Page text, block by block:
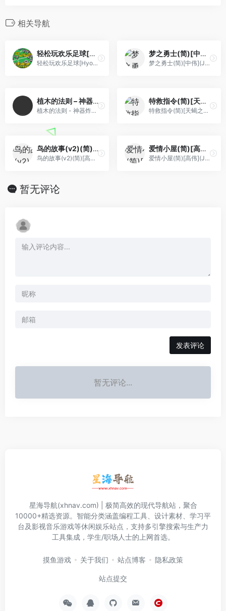
相关导航
轻松玩欢乐足球[Hyopo](简)(JP)(64Mb)
轻松玩欢乐足球[Hyopo](简)(JP)(64Mb)
梦之勇士(简)[中伟](JP)[ACT](2Mb)
梦之勇士(简)[中伟](JP)[ACT](2Mb)
植木的法则 – 神器炸裂! 能力者格斗[PGCG](繁)(JP)(128Mb)
植木的法则 - 神器炸裂! 能力者格斗[PGCG](繁)(JP)(128Mb)
特救指令(简)[天蝎之忆](JP)[ACT](2Mb)
特救指令(简)[天蝎之忆](JP)[ACT](2Mb)
鸟的故事(v2)(简)[高伟](JP)[ACT](0.18Mb)
鸟的故事(v2)(简)[高伟](JP)[ACT](0.18Mb)
爱情小屋(简)[高伟](JP)[ACT](0.18Mb)
爱情小屋(简)[高伟](JP)[ACT]...
暂无评论
发表评论
暂无评论...
星海导航(xhnav.com) | 极简高效的现代导航站，聚合
10000+精选资源。智能分类涵盖编程工具、设计素材、学习平
台及影视音乐游戏等休闲娱乐站点，支持多引擎搜索与生产力
工具集成，学生/职场人士的上网首选。
摸鱼游戏 关于我们 站点博客 隐私政策
站点提交